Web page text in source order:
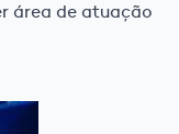
área de atuação